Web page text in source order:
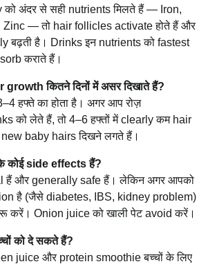
को अंदर से सही nutrients मिलते हैं — Iron,
Zinc — तो hair follicles activate होते हैं और
बढ़ती है। Drinks इन nutrients को fastest
कराते हैं।
कितने दिनों में असर दिखाते हैं?
हफ्ते का होता है। अगर आप रोज़
को लेते हैं, तो 4–6 हफ्तों में clearly कम hair
baby hairs दिखने लगते हैं।
कोई side effects हैं?
हैं और generally safe हैं। लेकिन अगर आपको
है (जैसे diabetes, IBS, kidney problem)
करें। Onion juice को खाली पेट avoid करें।
को दे सकते हैं?
juice और protein smoothie बच्चों के लिए